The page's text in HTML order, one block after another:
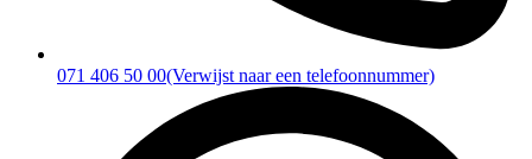
071 406 50 00(Verwijst naar een telefoonnummer)